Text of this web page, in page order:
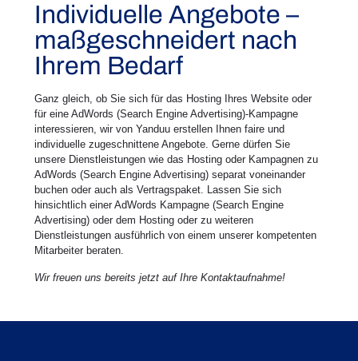
Individuelle Angebote –
maßgeschneidert nach
Ihrem Bedarf
Ganz gleich, ob Sie sich für das Hosting Ihres Website oder
für eine AdWords (Search Engine Advertising)-Kampagne
interessieren, wir von Yanduu erstellen Ihnen faire und
individuelle zugeschnittene Angebote. Gerne dürfen Sie
unsere Dienstleistungen wie das Hosting oder Kampagnen zu
AdWords (Search Engine Advertising) separat voneinander
buchen oder auch als Vertragspaket. Lassen Sie sich
hinsichtlich einer AdWords Kampagne (Search Engine
Advertising) oder dem Hosting oder zu weiteren
Dienstleistungen ausführlich von einem unserer kompetenten
Mitarbeiter beraten.
Wir freuen uns bereits jetzt auf Ihre Kontaktaufnahme!